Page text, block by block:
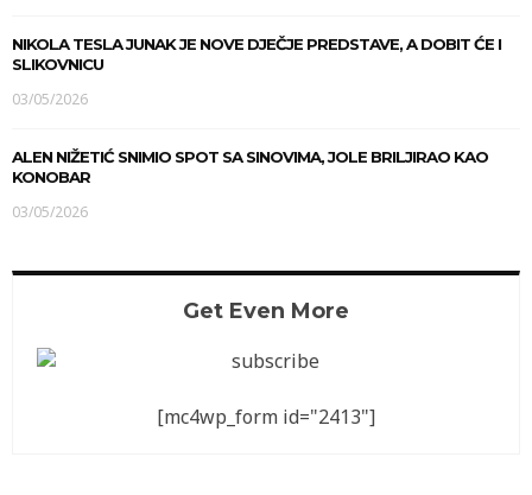
NIKOLA TESLA JUNAK JE NOVE DJEČJE PREDSTAVE, A DOBIT ĆE I
SLIKOVNICU
03/05/2026
ALEN NIŽETIĆ SNIMIO SPOT SA SINOVIMA, JOLE BRILJIRAO KAO
KONOBAR
03/05/2026
Get Even More
[mc4wp_form id="2413"]